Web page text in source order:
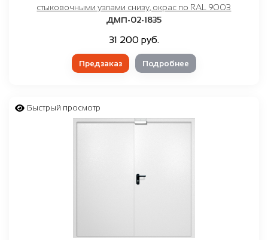
стыковочными узлами снизу, окрас по RAL 9003
ДМП-02-1835
31 200 руб.
Предзаказ Подробнее
Быстрый просмотр